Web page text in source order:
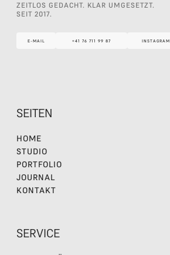
ZEITLOS GEDACHT. KLAR UMGESETZT.
SEIT 2017.
E-MAIL +41 76 711 99 87 INSTAGRAM
SEITEN
HOME
STUDIO
PORTFOLIO
JOURNAL
KONTAKT
SERVICE